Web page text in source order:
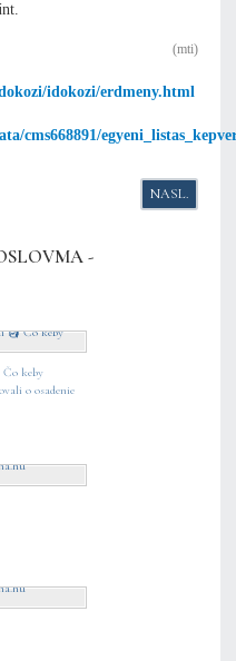
(mti)
idokozi/erdmeny.html
cms668891/
NIELEN PÔVODOM, ALE NAJMÄ
NASL.
-
keby
o osadenie